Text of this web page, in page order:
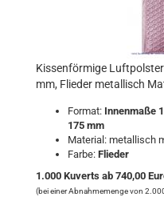
Kissenförmige
mm, Flieder metallisch
Format: Innenmaße
175 mm
Material: metallisch
Farbe: Flieder
1.000 Kuverts ab 740,00
(bei einer Abnahmemenge von